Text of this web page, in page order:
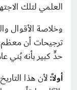
العلمي لتلك
وخلاصة الأقوال
ترجيحات أن معظم
حدٍّ كبير بأنه بُني عام 1111هـ للاعتبارات
أولاً:لأن هذا